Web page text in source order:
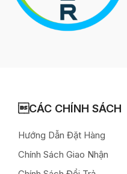
CÁC CHÍNH SÁCH
Hướng Dẫn Đặt Hàng
Chính Sách Giao Nhận